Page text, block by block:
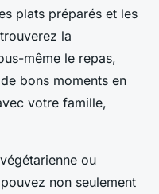
plats préparés et les
la
même le repas,
bons moments en
votre famille,
ou
non seulement